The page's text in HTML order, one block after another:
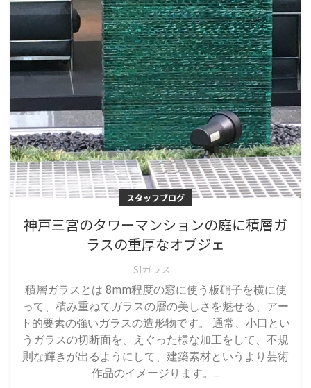
スタッフブログ
神戸三宮のタワーマンションの庭に積層ガ
ラスの重厚なオブジェ
SIガラス
積層ガラスとは 8mm程度の窓に使う板硝子を横に使
って、積み重ねてガラスの層の美しさを魅せる、アー
ト的要素の強いガラスの造形物です。 通常、小口とい
うガラスの切断面を、えぐった様な加工をして、不規
則な輝きが出るようにして、建築素材というより芸術
作品のイメージります。...